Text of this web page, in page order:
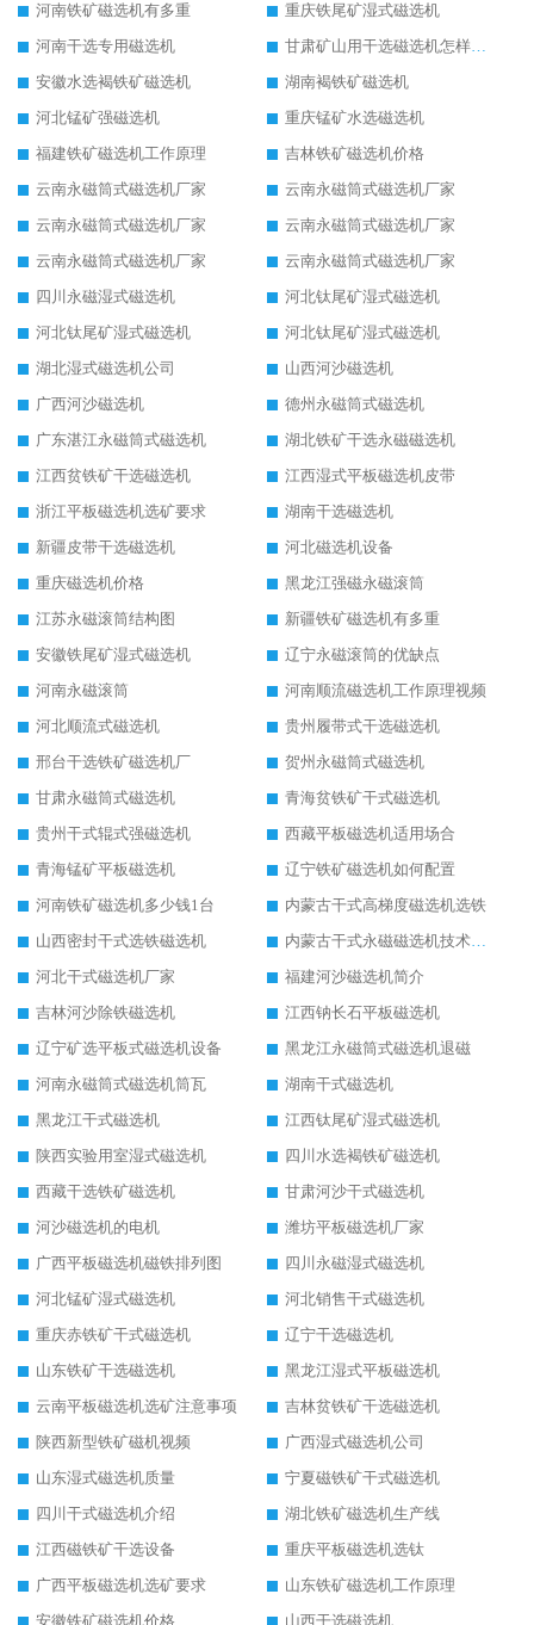
河南铁矿磁选机有多重
重庆铁尾矿湿式磁选机
河南干选专用磁选机
甘肃矿山用干选磁选机怎样调磁
安徽水选褐铁矿磁选机
湖南褐铁矿磁选机
河北锰矿强磁选机
重庆锰矿水选磁选机
福建铁矿磁选机工作原理
吉林铁矿磁选机价格
云南永磁筒式磁选机厂家
云南永磁筒式磁选机厂家
云南永磁筒式磁选机厂家
云南永磁筒式磁选机厂家
云南永磁筒式磁选机厂家
云南永磁筒式磁选机厂家
四川永磁湿式磁选机
河北钛尾矿湿式磁选机
河北钛尾矿湿式磁选机
河北钛尾矿湿式磁选机
湖北湿式磁选机公司
山西河沙磁选机
广西河沙磁选机
德州永磁筒式磁选机
广东湛江永磁筒式磁选机
湖北铁矿干选永磁磁选机
江西贫铁矿干选磁选机
江西湿式平板磁选机皮带
浙江平板磁选机选矿要求
湖南干选磁选机
新疆皮带干选磁选机
河北磁选机设备
重庆磁选机价格
黑龙江强磁永磁滚筒
江苏永磁滚筒结构图
新疆铁矿磁选机有多重
安徽铁尾矿湿式磁选机
辽宁永磁滚筒的优缺点
河南永磁滚筒
河南顺流磁选机工作原理视频
河北顺流式磁选机
贵州履带式干选磁选机
邢台干选铁矿磁选机厂
贺州永磁筒式磁选机
甘肃永磁筒式磁选机
青海贫铁矿干式磁选机
贵州干式辊式强磁选机
西藏平板磁选机适用场合
青海锰矿平板磁选机
辽宁铁矿磁选机如何配置
河南铁矿磁选机多少钱1台
内蒙古干式高梯度磁选机选铁
山西密封干式选铁磁选机
内蒙古干式永磁磁选机技术要求
河北干式磁选机厂家
福建河沙磁选机简介
吉林河沙除铁磁选机
江西钠长石平板磁选机
辽宁矿选平板式磁选机设备
黑龙江永磁筒式磁选机退磁
河南永磁筒式磁选机筒瓦
湖南干式磁选机
黑龙江干式磁选机
江西钛尾矿湿式磁选机
陕西实验用室湿式磁选机
四川水选褐铁矿磁选机
西藏干选铁矿磁选机
甘肃河沙干式磁选机
河沙磁选机的电机
潍坊平板磁选机厂家
广西平板磁选机磁铁排列图
四川永磁湿式磁选机
河北锰矿湿式磁选机
河北销售干式磁选机
重庆赤铁矿干式磁选机
辽宁干选磁选机
山东铁矿干选磁选机
黑龙江湿式平板磁选机
云南平板磁选机选矿注意事项
吉林贫铁矿干选磁选机
陕西新型铁矿磁机视频
广西湿式磁选机公司
山东湿式磁选机质量
宁夏磁铁矿干式磁选机
四川干式磁选机介绍
湖北铁矿磁选机生产线
江西磁铁矿干选设备
重庆平板磁选机选钛
广西平板磁选机选矿要求
山东铁矿磁选机工作原理
安徽铁矿磁选机价格
山西干选磁选机